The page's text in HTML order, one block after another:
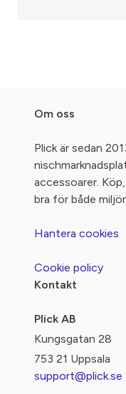
Om oss
Plick är sedan
accessoarer.
bra för både
Hantera cookies
Cookie policy
Kontakt
Plick AB
Kungsgatan 28
753 21 Uppsala
support@plick.se